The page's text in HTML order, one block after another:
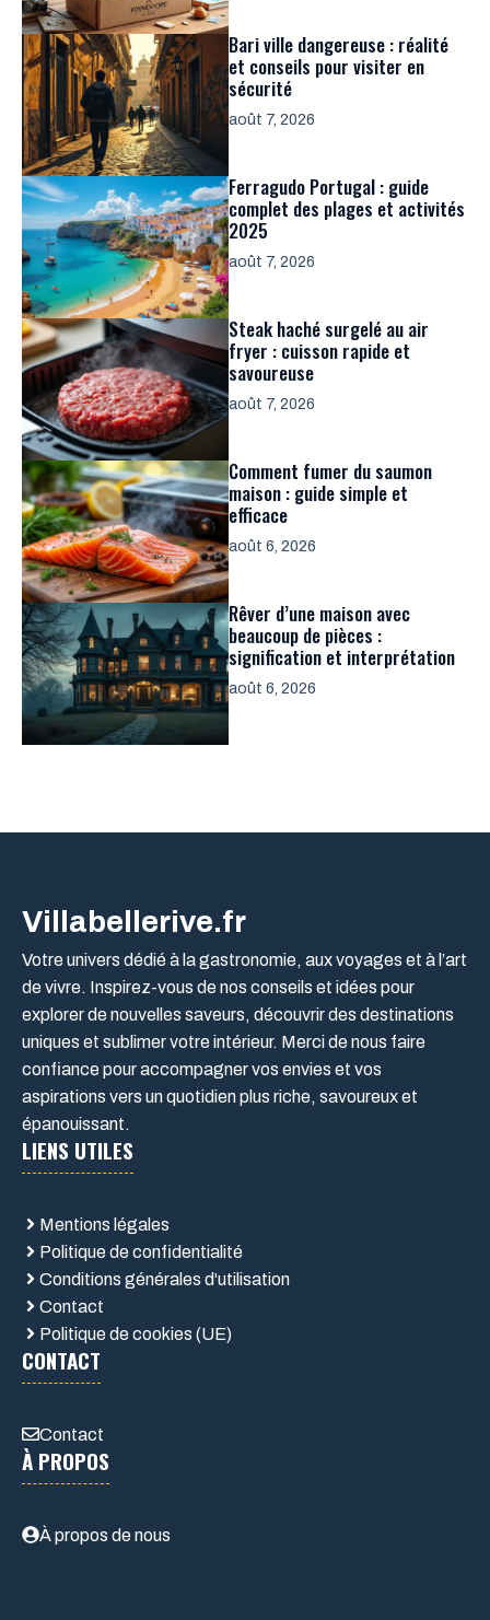
Bari ville dangereuse : réalité
et conseils pour visiter en
sécurité
août 7, 2026
Ferragudo Portugal : guide
complet des plages et activités
2025
août 7, 2026
Steak haché surgelé au air
fryer : cuisson rapide et
savoureuse
août 7, 2026
Comment fumer du saumon
maison : guide simple et
efficace
août 6, 2026
Rêver d’une maison avec
beaucoup de pièces :
signification et interprétation
août 6, 2026
Villabellerive.fr
Votre univers dédié à la gastronomie, aux voyages et à l’art
de vivre. Inspirez-vous de nos conseils et idées pour
explorer de nouvelles saveurs, découvrir des destinations
uniques et sublimer votre intérieur. Merci de nous faire
confiance pour accompagner vos envies et vos
aspirations vers un quotidien plus riche, savoureux et
épanouissant.
LIENS UTILES
Mentions légales
Politique de confidentialité
Conditions générales d'utilisation
Contact
Politique de cookies (UE)
CONTACT
Contact
À PROPOS
À propos de nous